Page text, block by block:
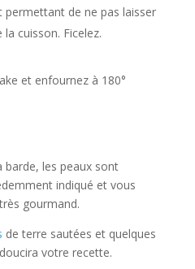
permettant de ne pas laisser
cuisson. Ficelez.
et enfournez à 180°
barde, les peaux sont
indiqué et vous
gourmand.
de terre sautées et quelques
votre recette.